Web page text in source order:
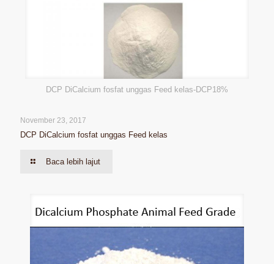
DCP DiCalcium fosfat unggas Feed kelas-DCP18%
November 23, 2017
DCP DiCalcium fosfat unggas Feed kelas
Baca lebih lajut